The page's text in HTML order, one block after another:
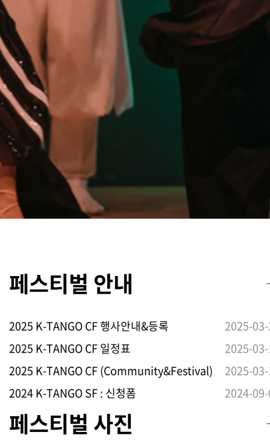
페스티벌 안내
2025 K-TANGO CF 행사안내&등록
2025-
2025 K-TANGO CF 일정표
2025-
2025 K-TANGO CF (Community&Festival)
2025-
2024 K-TANGO SF : 신청폼
2024-
페스티벌 사진